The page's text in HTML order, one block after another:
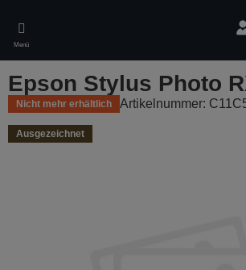
main
content
Menü
Epson Stylus Photo
Nicht mehr erhältlich Artikelnummer:
Ausgezeichnet